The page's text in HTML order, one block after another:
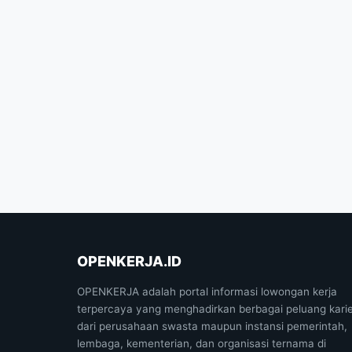
OPENKERJA.ID
OPENKERJA adalah portal informasi lowongan kerja
terpercaya yang menghadirkan berbagai peluang
dari perusahaan swasta maupun instansi pemerintah,
lembaga, kementerian, dan organisasi ternama di